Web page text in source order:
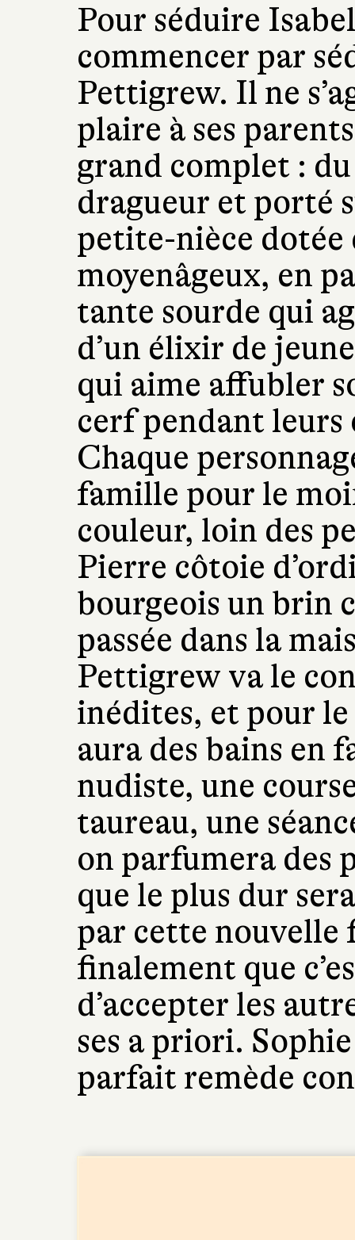
Pour séduire
commencer par
Pettigrew. Il ne
plaire à ses
grand complet :
dragueur et porté
petite-nièce dotée
moyenâgeux, en
tante sourde qui
d’un élixir de
qui aime affubler
cerf pendant
Chaque
famille pour le
couleur, loin des
Pierre côtoie
bourgeois un brin
passée dans la
Pettigrew va le
inédites, et pour
aura des bains en
nudiste, une
taureau, une
on parfumera des
que le plus dur
par cette
finalement que
d’accepter les
ses a priori.
parfait remède